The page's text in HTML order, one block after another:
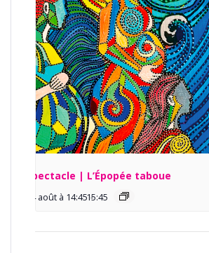
Spectacle | L’Épopée taboue
14 août à 14:45 -
15:45